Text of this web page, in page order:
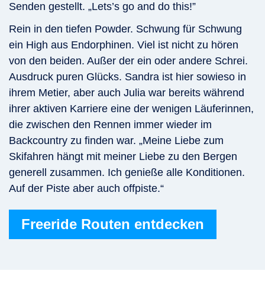
Senden gestellt. „Lets’s go and do this!”
Rein in den tiefen Powder. Schwung für Schwung
ein High aus Endorphinen. Viel ist nicht zu hören
von den beiden. Außer der ein oder andere Schrei.
Ausdruck puren Glücks. Sandra ist hier sowieso in
ihrem Metier, aber auch Julia war bereits während
ihrer aktiven Karriere eine der wenigen Läuferinnen,
die zwischen den Rennen immer wieder im
Backcountry zu finden war. „Meine Liebe zum
Skifahren hängt mit meiner Liebe zu den Bergen
generell zusammen. Ich genieße alle Konditionen.
Auf der Piste aber auch offpiste.“
Freeride Routen entdecken